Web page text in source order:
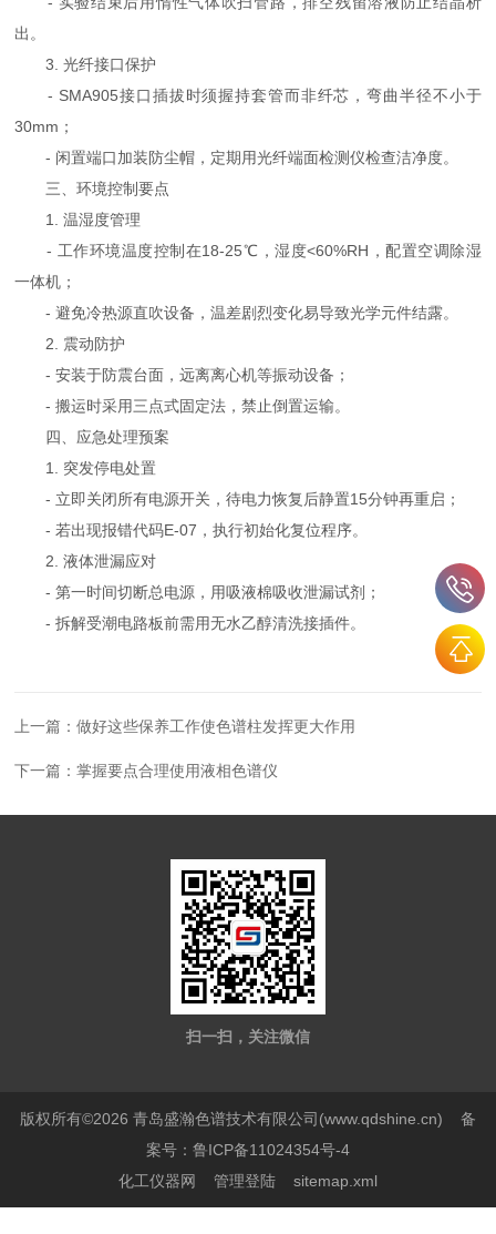
出。
3. 光纤接口保护
- SMA905接口插拔时须握持套管而非纤芯，弯曲半径不小于
30mm；
- 闲置端口加装防尘帽，定期用光纤端面检测仪检查洁净度。
三、环境控制要点
1. 温湿度管理
- 工作环境温度控制在18-25℃，湿度<60%RH，配置空调除湿
一体机；
- 避免冷热源直吹设备，温差剧烈变化易导致光学元件结露。
2. 震动防护
- 安装于防震台面，远离离心机等振动设备；
- 搬运时采用三点式固定法，禁止倒置运输。
四、应急处理预案
1. 突发停电处置
- 立即关闭所有电源开关，待电力恢复后静置15分钟再重启；
- 若出现报错代码E-07，执行初始化复位程序。
2. 液体泄漏应对
- 第一时间切断总电源，用吸液棉吸收泄漏试剂；
- 拆解受潮电路板前需用无水乙醇清洗接插件。
上一篇：做好这些保养工作使色谱柱发挥更大作用
下一篇：掌握要点合理使用液相色谱仪
扫一扫，关注微信
版权所有©2026 青岛盛瀚色谱技术有限公司(www.qdshine.cn) 备
案号：鲁ICP备11024354号-4
化工仪器网
管理登陆 sitemap.xml